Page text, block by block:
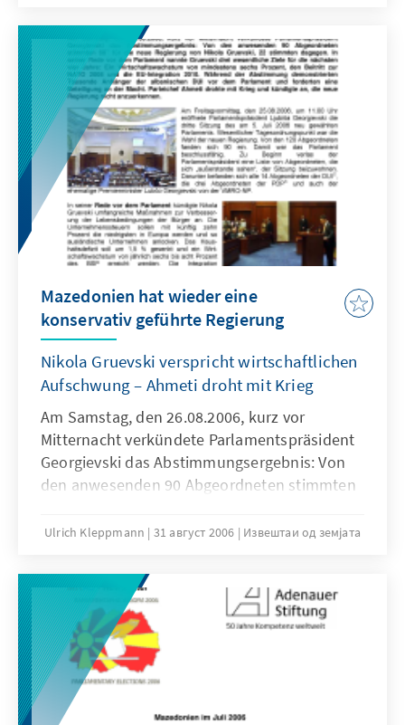
Mazedonien hat wieder eine
konservativ geführte Regierung
Nikola Gruevski verspricht wirtschaftlichen
Aufschwung – Ahmeti droht mit Krieg
Am Samstag, den 26.08.2006, kurz vor
Mitternacht verkündete Parlamentspräsident
Georgievski das Abstimmungsergebnis: Von
den anwesenden 90 Abgeordneten stimmten
Gruevski, 22 stimmten dagegen. In seiner
wesentliche Ziele für die nächsten vier Jahre.
Ulrich Kleppmann 31 август 2006 Извештаи од земјата